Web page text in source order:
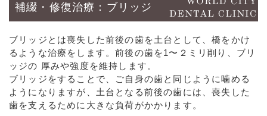
補綴・修復治療：ブリッジ
ブリッジとは喪失した前後の歯を土台として、橋をかけ
るような治療をします。前後の歯を1〜２ミリ削り、ブリ
ッジの 厚みや強度を維持します。
ブリッジをすることで、ご自身の歯と同じように噛める
ようになりますが、土台となる前後の歯には、喪失した
歯を支えるために大きな負荷がかかります。